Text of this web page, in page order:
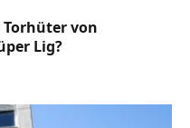
Torhüter von
Lig?